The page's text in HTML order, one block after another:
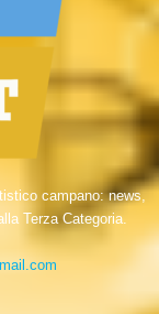
campano: news,
Terza Categoria.